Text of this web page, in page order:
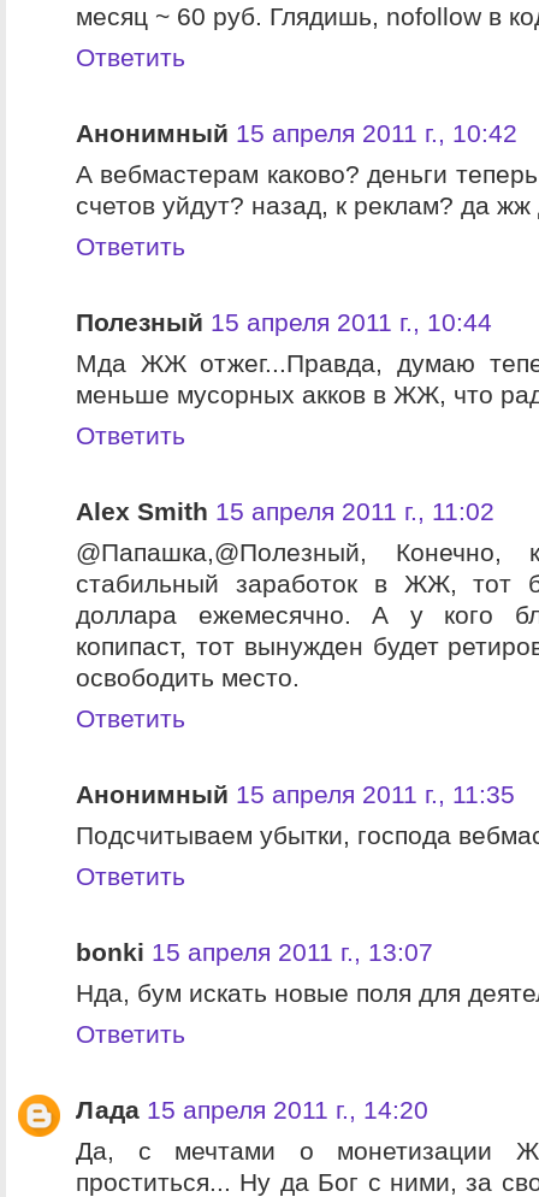
месяц ~ 60 руб. Глядишь, nofollow в
Ответить
Анонимный 15 апреля 2011 г., 10:42
А вебмастерам каково? деньги
счетов уйдут? назад, к реклам? да
Ответить
Полезный 15 апреля 2011 г., 10:44
Мда ЖЖ отжег...Правда, думаю
меньше мусорных акков в ЖЖ, что
Ответить
Alex Smith 15 апреля 2011 г., 11:02
@Папашка,@Полезный, Конечно,
стабильный заработок в ЖЖ, тот
доллара ежемесячно. А у кого
копипаст, тот вынужден будет
освободить место.
Ответить
Анонимный 15 апреля 2011 г., 11:35
Подсчитываем убытки, господа
Ответить
bonki 15 апреля 2011 г., 13:07
Нда, бум искать новые поля для
Ответить
Лада 15 апреля 2011 г., 14:20
Да, с мечтами о монетизации
проститься... Ну да Бог с ними, за